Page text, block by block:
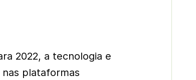
2022, a tecnologia e
plataformas